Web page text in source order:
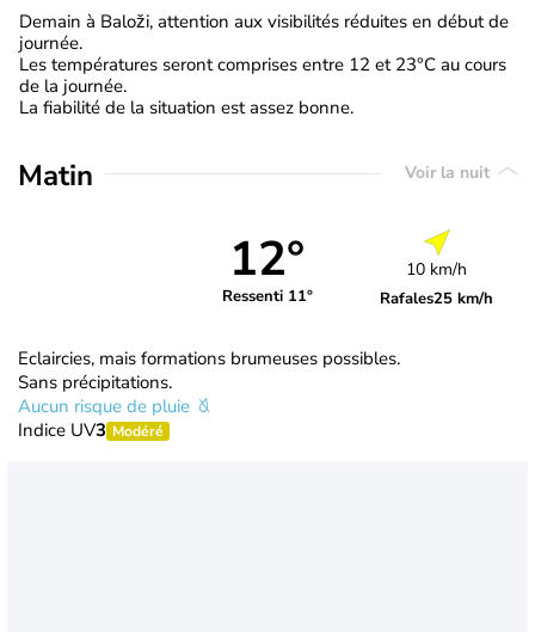
Demain à Baloži, attention aux visibilités réduites en début de
journée.
Les températures seront comprises entre 12 et 23°C au cours
de la journée.
La fiabilité de la situation est assez bonne.
Matin Voir la nuit
12°
Ressenti 11°
10 km/h
Rafales25 km/h
Eclaircies, mais formations brumeuses possibles.
Sans précipitations.
Aucun risque de pluie
Indice UV3 Modéré